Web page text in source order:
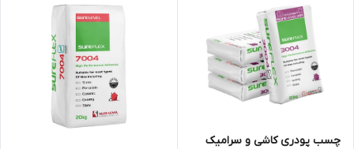
چسب پودری کاشی و سرامیک